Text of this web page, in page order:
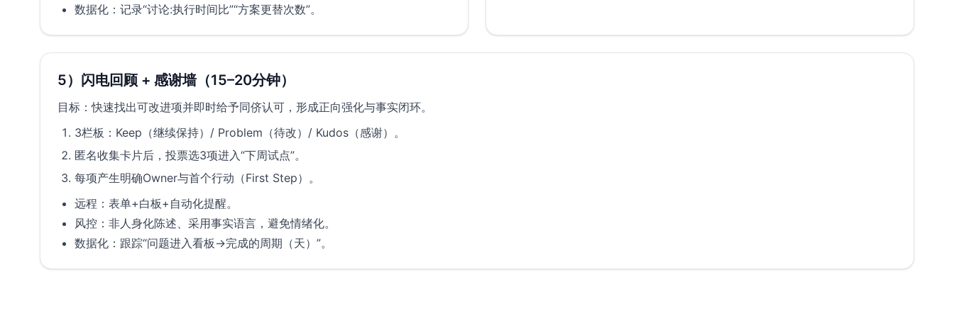
数据化：记录“讨论:执行时间比”“方案更替次数”。
5）闪电回顾 + 感谢墙（15–20分钟）
目标：快速找出可改进项并即时给予同侪认可，形成正向强化与事实闭环。
3栏板：Keep（继续保持）/ Problem（待改）/ Kudos（感谢）。
匿名收集卡片后，投票选3项进入“下周试点”。
每项产生明确Owner与首个行动（First Step）。
远程：表单+白板+自动化提醒。
风控：非人身化陈述、采用事实语言，避免情绪化。
数据化：跟踪“问题进入看板→完成的周期（天）”。